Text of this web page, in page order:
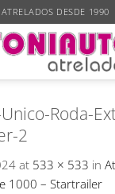
DESDE 1990
Roda-
2
at 533 × 533 in
1000 – Startrailer